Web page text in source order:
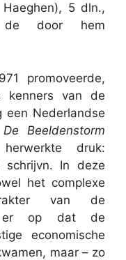
5 dln.,
de door hem
promoveerde,
van de
een Nederlandse
De Beeldenstorm
druk:
In deze
het complexe
van de
er op dat de
economische
maar – zo